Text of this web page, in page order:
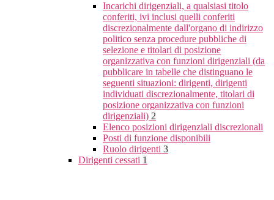
Incarichi dirigenziali, a qualsiasi titolo
conferiti, ivi inclusi quelli conferiti
discrezionalmente dall'organo di indirizzo
politico senza procedure pubbliche di
selezione e titolari di posizione
organizzativa con funzioni dirigenziali (da
pubblicare in tabelle che distinguano le
seguenti situazioni: dirigenti, dirigenti
individuati discrezionalmente, titolari di
posizione organizzativa con funzioni
dirigenziali) 2
Elenco posizioni dirigenziali discrezionali
Posti di funzione disponibili
Ruolo dirigenti 3
Dirigenti cessati 1